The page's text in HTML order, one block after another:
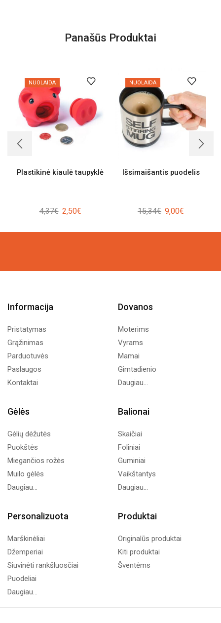
Panašūs Produktai
NUOLAIDA
Plastikinė kiaulė taupyklė
4,37€ Original
was:
2,50€Current
is:
NUOLAIDA
Išsimaišantis puodelis
15,34€ Original
was:
9,00€
is:
Informacija
Pristatymas
Grąžinimas
Parduotuvės
Paslaugos
Kontaktai
Dovanos
Moterims
Vyrams
Mamai
Gimtadienio
Daugiau...
Gėlės
Gėlių dėžutės
Puokštės
Miegančios rožės
Muilo gėlės
Daugiau...
Balionai
Skaičiai
Foliniai
Guminiai
Vaikštantys
Daugiau...
Personalizuota
Marškinėliai
Džemperiai
Siuvinėti rankšluosčiai
Puodeliai
Daugiau...
Produktai
Originalūs produktai
Kiti produktai
Šventėms